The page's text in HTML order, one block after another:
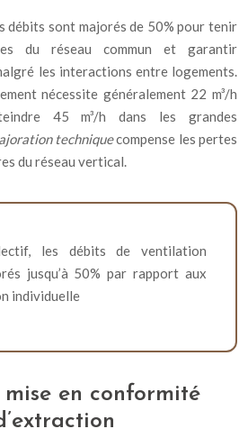
débits sont majorés de 50% pour tenir
du réseau commun et garantir
les interactions entre logements.
nécessite généralement 22 m³/h
45 m³/h dans les grandes
techniquecompense les pertes
du réseau vertical.
les débits de ventilation
jusqu’à 50% par rapport aux
individuelle
en conformité